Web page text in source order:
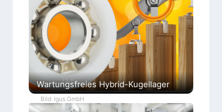
Wartungsfreies Hybrid-Kugellager
Bild: Igus GmbH